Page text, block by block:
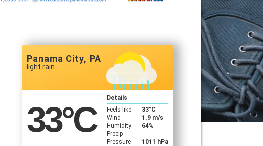
Panama City, PA
light rain
33°C
Details
Feels like
33°C
Wind
1.9 m/s
Humidity
64%
Precip
Pressure
1011 hPa